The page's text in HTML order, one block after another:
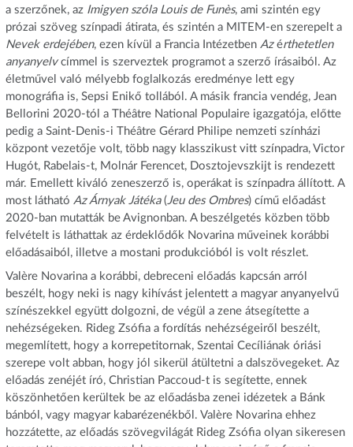
a szerzőnek, az Imigyen szóla Louis de Funès, ami szintén egy
prózai szöveg színpadi átirata, és szintén a MITEM-en szerepelt a
Nevek erdejében, ezen kívül a Francia Intézetben Azérthetetlen
anyanyelvcímmel is szerveztek programot a szerző írásaiból. Az
életművel való mélyebb foglalkozás eredménye lett egy
monográfia is, Sepsi Enikő tollából. A másik francia vendég, Jean
Bellorini 2020-tól a Théâtre National Populaire igazgatója, előtte
pedig a Saint-Denis-i Théâtre Gérard Philipe nemzeti színházi
központ vezetője volt, több nagy klasszikust vitt színpadra, Victor
Hugót, Rabelais-t, Molnár Ferencet, Dosztojevszkijt is rendezett
már. Emellett kiváló zeneszerző is, operákat is színpadra állított. A
most látható Az Árnyak Játéka(Jeu des Ombres) című előadást
2020-ban mutatták be Avignonban. A beszélgetés közben több
felvételt is láthattak az érdeklődők Novarina műveinek korábbi
előadásaiból, illetve a mostani produkcióból is volt részlet.
Valère Novarina a korábbi, debreceni előadás kapcsán arról
beszélt, hogy neki is nagy kihívást jelentett a magyar anyanyelvű
színészekkel együtt dolgozni, de végül a zene átsegítette a
nehézségeken. Rideg Zsófia a fordítás nehézségeiről beszélt,
megemlített, hogy a korrepetitornak, Szentai Cecíliának óriási
szerepe volt abban, hogy jól sikerül átültetni a dalszövegeket. Az
előadás zenéjét író, Christian Paccoud-t is segítette, ennek
köszönhetően kerültek be az előadásba zenei idézetek a Bánk
bánból, vagy magyar kabarézenékből. Valère Novarina ehhez
hozzátette, az előadás szövegvilágát Rideg Zsófia olyan sikeresen